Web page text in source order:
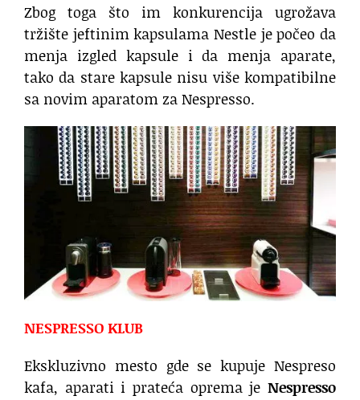
Zbog toga što im konkurencija ugrožava
tržište jeftinim kapsulama Nestle je počeo da
menja izgled kapsule i da menja aparate,
tako da stare kapsule nisu više kompatibilne
sa novim aparatom za Nespresso.
NESPRESSO KLUB
Ekskluzivno mesto gde se kupuje Nespreso
kafa, aparati i prateća oprema je Nespresso